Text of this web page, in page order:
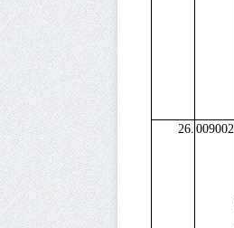
26. 009002